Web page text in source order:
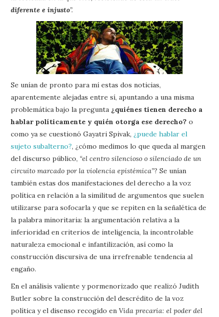
diferente e injusto”.
Se unían de pronto para mí estas dos noticias,
aparentemente alejadas entre sí, apuntando a una misma
problemática bajo la pregunta ¿quiénes tienen derecho a
hablar políticamente y quién otorga ese derecho? o
como ya se cuestionó Gayatri Spivak, ¿puede hablar el
sujeto subalterno?, ¿cómo medimos lo que queda al margen
del discurso público, “el centro silencioso o silenciado de un
circuito marcado por la violencia epistémica”? Se unían
también estas dos manifestaciones del derecho a la voz
política en relación a la similitud de argumentos que suelen
utilizarse para sofocarla y que se repiten en la señalética de
la palabra minoritaria: la argumentación relativa a la
inferioridad en criterios de inteligencia, la incontrolable
naturaleza emocional e infantilización, así como la
construcción discursiva de una irrefrenable tendencia al
engaño.
En el análisis valiente y pormenorizado que realizó Judith
Butler sobre la construcción del descrédito de la voz
política y el disenso recogido enVida precaria: el poder del